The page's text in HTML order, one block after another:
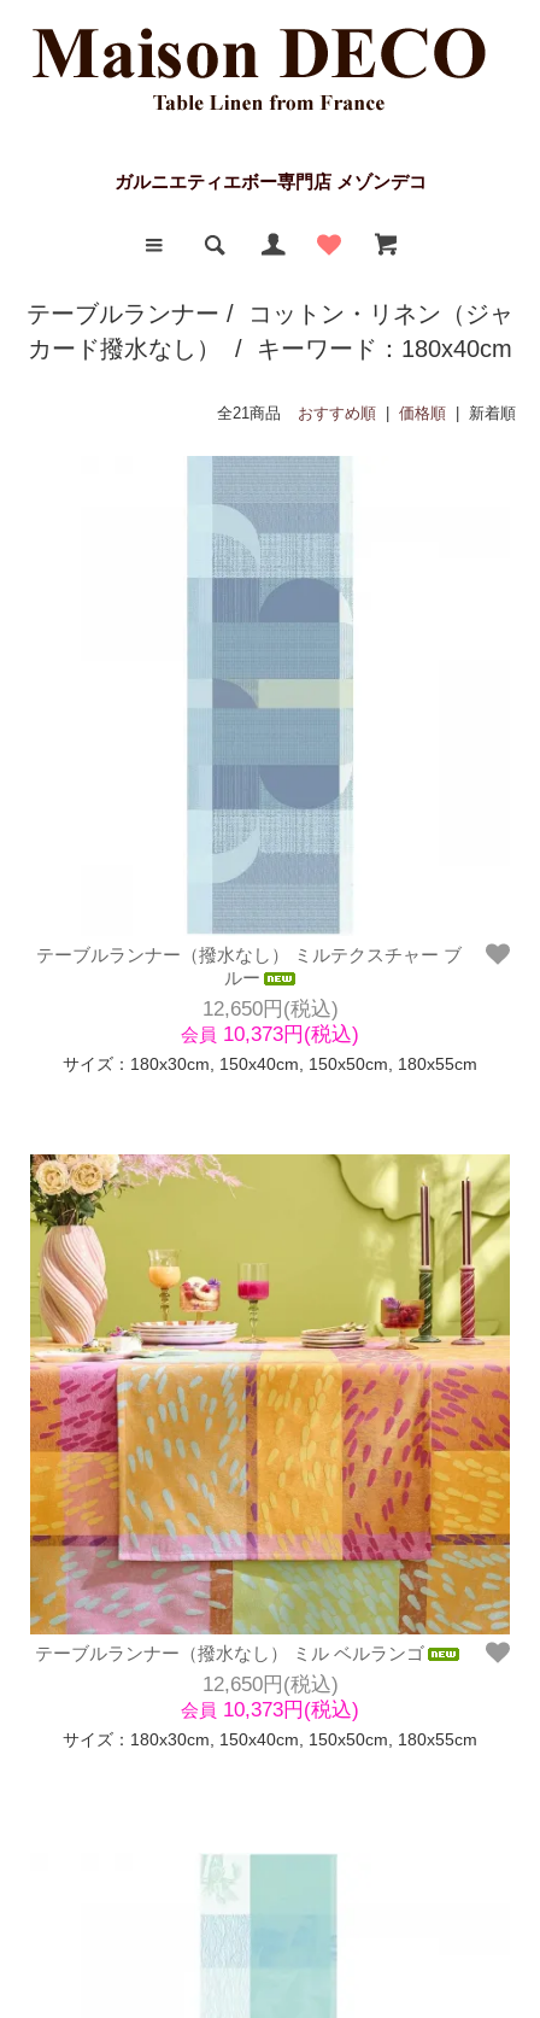
ガルニエティエボー専門店 メゾンデコ
テーブルランナー /
コットン・リネン（ジャ
カード撥水なし）
/ キーワード：180x40cm
全21商品 おすすめ順 価格順 | 新着順
テーブルランナー（撥水なし） ミルテクスチャー ブ
ルー
12,650円(税込)
会員 10,373円(税込)
サイズ：180x30cm, 150x40cm, 150x50cm, 180x55cm
テーブルランナー（撥水なし） ミル ベルランゴ
12,650円(税込)
会員 10,373円(税込)
サイズ：180x30cm, 150x40cm, 150x50cm, 180x55cm